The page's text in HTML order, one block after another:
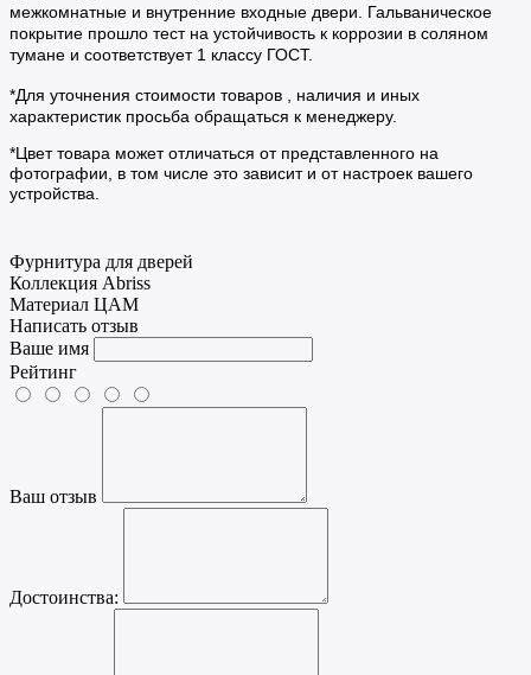
межкомнатные и внутренние входные двери. Гальваническое
покрытие прошло тест на устойчивость к коррозии в соляном
тумане и соответствует 1 классу ГОСТ.
*Для уточнения стоимости товаров , наличия и иных
характеристик просьба обращаться к менеджеру.
*Цвет товара может отличаться от представленного на
фотографии, в том числе это зависит и от настроек вашего
устройства.
Фурнитура для дверей
Коллекция Abriss
Материал ЦАМ
Написать отзыв
Ваше имя
Рейтинг
Ваш отзыв
Достоинства: